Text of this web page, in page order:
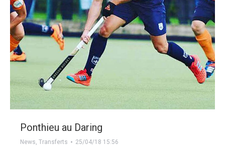
Ponthieu au Daring
News, Transferts 25/04/18 15:56